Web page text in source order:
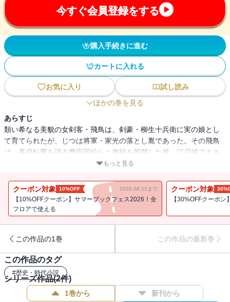
今すぐ会員登録をする
購入手続きに進む
カートに入れる
お気に入り
試し読み
ほかの巻を見る
あらすじ
類い希なる美貌の女剣客・飛鳥は、剣豪・柳生十兵衛に実の娘とし
て育てられたが、じつは将軍・家光の落とし胤であった。その飛鳥
は、幕府転覆を謀る豊臣国松らと激戦を展開した後、江戸城でまさ
に籠の鳥。飛鳥の身を案じた家光が城から出るのを許さないのだ。
りつかれ、そして飛鳥の思い人・政之介も、近くにいながら飛鳥と
手も握れない状況に悶々とする日々を送っていた。ところが、そん
な政之介の前に色香ただよう熟れ後家があらわれて……。さらに国
もっと見る
クーポン対象 10%OFF 2026.08.11まで
【10%OFFクーポン】サマーブックフェス2026！全
フロアで使える
クーポン対象
【30%OFFクーポ
この作品の1巻 この作品の最新巻
この作品のタグ
#歴史・時代小説
シリーズ作品(2件)
1巻から 新刊から